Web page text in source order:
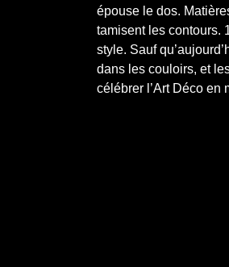
épouse le dos.
tamisent les contours.
style. Sauf
dans les couloirs, et
célébrer l’Art Déco en